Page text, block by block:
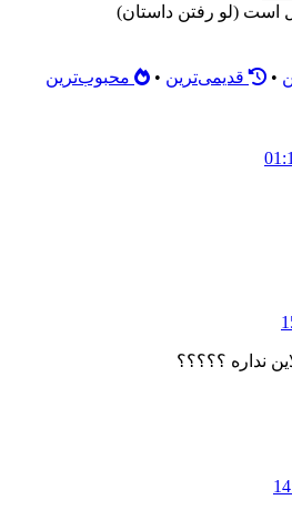
است (لو رفتن داستان)
• قدیمی‌ترین • محبوب‌ترین
نداره ؟؟؟؟؟